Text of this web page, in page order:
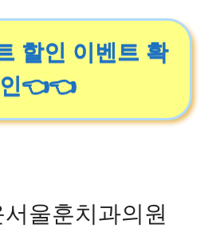
할인 이벤트 확
인👈👈
울훈치과의원